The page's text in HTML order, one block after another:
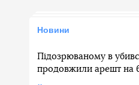
Новини
Підозрюваному в
продовжили арешт на